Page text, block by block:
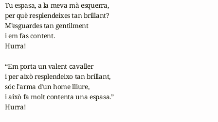
Tu espasa, a la meva mà esquerra,
per què resplendeixes tan brillant?
M’esguardes tan gentilment
i em fas content.
Hurra!
“Em porta un valent cavaller
i per això resplendeixo tan brillant,
sóc l’arma d’un home lliure,
i això fa molt contenta una espasa.”
Hurra!